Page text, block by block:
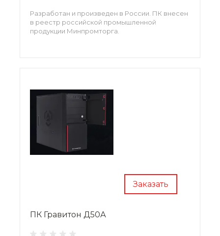
Разработан и произведен в России. ПК внесен
в реестр российской промышленной
продукции Минпромторга.
Заказать
ПК Гравитон Д50А